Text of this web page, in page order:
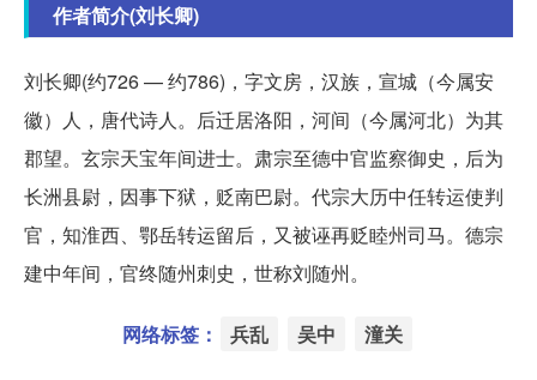
作者简介(刘长卿)
刘长卿(约726 — 约786)，字文房，汉族，宣城（今属安
徽）人，唐代诗人。后迁居洛阳，河间（今属河北）为其
郡望。玄宗天宝年间进士。肃宗至德中官监察御史，后为
长洲县尉，因事下狱，贬南巴尉。代宗大历中任转运使判
官，知淮西、鄂岳转运留后，又被诬再贬睦州司马。德宗
建中年间，官终随州刺史，世称刘随州。
网络标签： 兵乱 吴中 潼关